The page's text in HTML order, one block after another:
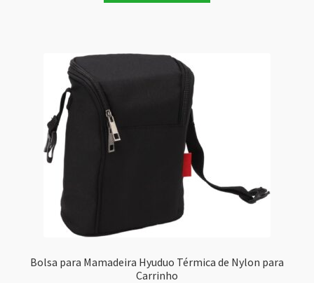
Bolsa para Mamadeira Hyuduo Térmica de Nylon para
Carrinho